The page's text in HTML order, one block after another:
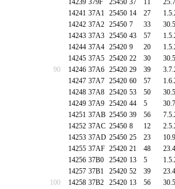
14239 379F 25450 37 11
14241 37A1 25450 14 27
14242 37A2 25450 7 33
14243 37A3 25450 43 57
14244 37A4 25420 9 20
14245 37A5 25420 22 30
90
14246 37A6 25420 29 39
14247 37A7 25420 60 57
14248 37A8 25420 53 50
14249 37A9 25420 44 5
14251 37AB 25450 39 56
14252 37AC 25450 8 12
14253 37AD 25450 25 23
14255 37AF 25420 21 48
14256 37B0 25420 13 5
14257 37B1 25420 52 39
100
14258 37B2 25420 13 56